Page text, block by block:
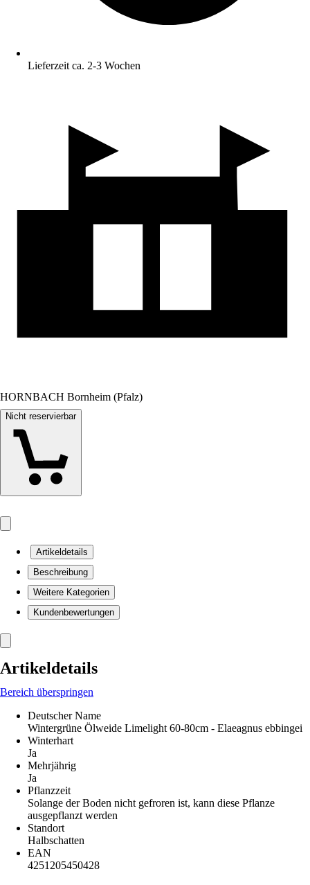
Lieferzeit ca. 2-3 Wochen
HORNBACH Bornheim (Pfalz)
Nicht reservierbar
Artikeldetails
Beschreibung
Weitere Kategorien
Kundenbewertungen
Artikeldetails
Bereich überspringen
Deutscher Name
Wintergrüne Ölweide Limelight 60-80cm - Elaeagnus ebbingei
Winterhart
Ja
Mehrjährig
Ja
Pflanzzeit
Solange der Boden nicht gefroren ist, kann diese Pflanze
ausgepflanzt werden
Standort
Halbschatten
EAN
4251205450428